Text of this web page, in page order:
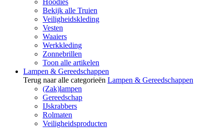
Hoodies
Bekijk alle Truien
Veiligheidskleding
Vesten
Waaiers
Werkkleding
Zonnebrillen
Toon alle artikelen
Lampen & Gereedschappen
Terug naar alle categorieën Lampen & Gereedschappen
(Zak)lampen
Gereedschap
IJskrabbers
Rolmaten
Veiligheidsproducten